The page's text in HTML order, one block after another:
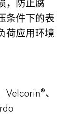
，防止腐
条件下的表
荷应用环境
Velcorin®、